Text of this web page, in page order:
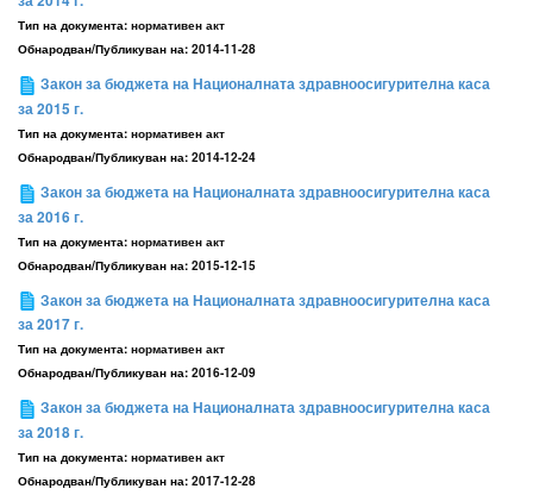
Тип на документа: нормативен акт
Обнародван/Публикуван на: 2014-11-28
Закон за бюджета на Националната здравноосигурителна каса
за 2015 г.
Тип на документа: нормативен акт
Обнародван/Публикуван на: 2014-12-24
Закон за бюджета на Националната здравноосигурителна каса
за 2016 г.
Тип на документа: нормативен акт
Обнародван/Публикуван на: 2015-12-15
Закон за бюджета на Националната здравноосигурителна каса
за 2017 г.
Тип на документа: нормативен акт
Обнародван/Публикуван на: 2016-12-09
Закон за бюджета на Националната здравноосигурителна каса
за 2018 г.
Тип на документа: нормативен акт
Обнародван/Публикуван на: 2017-12-28